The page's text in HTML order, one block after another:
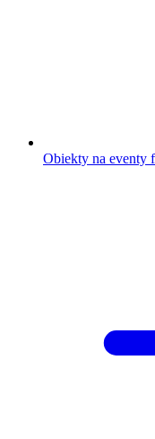
Obiekty na eventy